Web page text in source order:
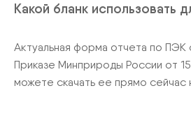
Какой бланк использовать
Актуальная форма отчета по ПЭК
Приказе Минприроды России от
можете скачать ее прямо сейчас